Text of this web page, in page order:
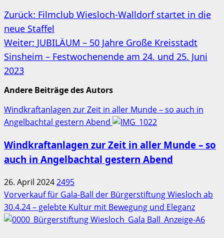
Beitragsnavigation
Zurück: Filmclub Wiesloch-Walldorf startet in die
neue Staffel
Weiter: JUBILÄUM – 50 Jahre Große Kreisstadt
Sinsheim – Festwochenende am 24. und 25. Juni
2023
Andere Beiträge des Autors
Windkraftanlagen zur Zeit in aller Munde – so auch in
Angelbachtal gestern Abend
Windkraftanlagen zur Zeit in aller Munde – so
auch in Angelbachtal gestern Abend
26. April 20242495
Vorverkauf für Gala-Ball der Bürgerstiftung Wiesloch ab
30.4.24 – gelebte Kultur mit Bewegung und Eleganz